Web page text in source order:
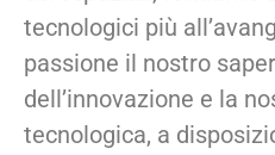
tecnologici più
passione il nostro
dell’innovazione e la
tecnologica, a